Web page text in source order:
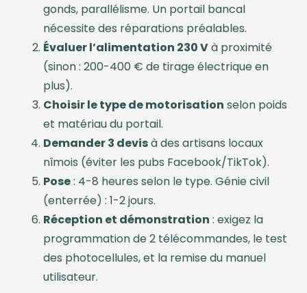
gonds, parallélisme. Un portail bancal
nécessite des réparations préalables.
Évaluer l’alimentation 230 Và proximité
(sinon : 200-400 € de tirage électrique en
plus).
Choisir le type de motorisation selon poids
et matériau du portail.
Demander 3 devisà des artisans locaux
nîmois (éviter les pubs Facebook/TikTok).
Pose: 4-8 heures selon le type. Génie civil
(enterrée) : 1-2 jours.
Réception et démonstration : exigez la
programmation de 2 télécommandes, le test
des photocellules, et la remise du manuel
utilisateur.